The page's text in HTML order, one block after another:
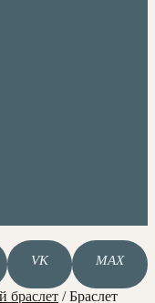
VK MAX
браслет /Браслет